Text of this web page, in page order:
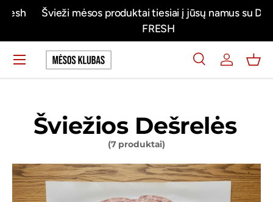
Švieži mėsos produktai tiesiai į jūsų namus su DPD
FRESH
Ieškoti
IeškotiPrisijungti
Meniu
Šviežios Dešrelės
(7 produktai)